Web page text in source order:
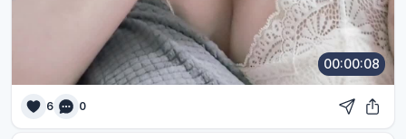
00:00:08
6 0